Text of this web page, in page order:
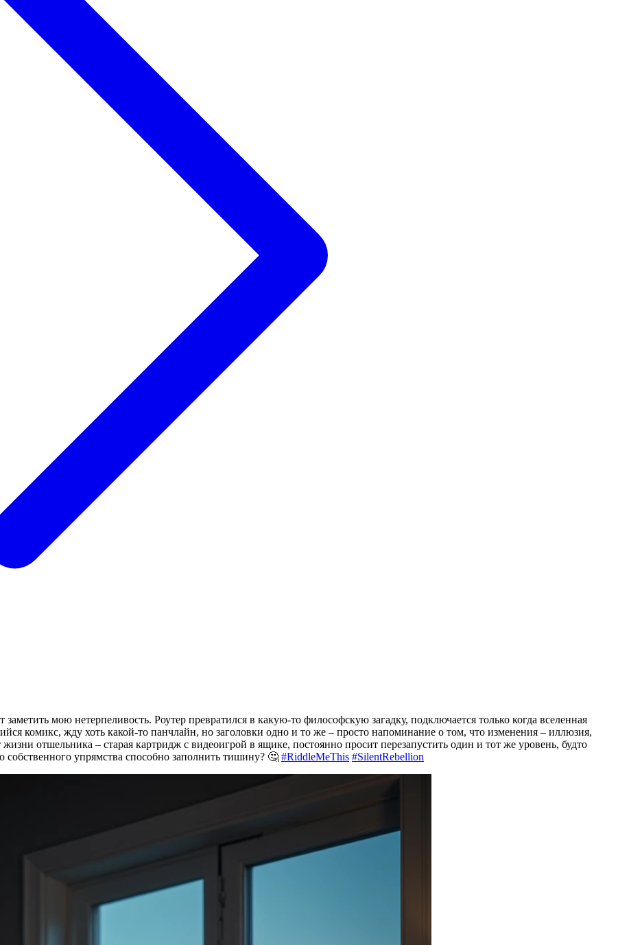
мою нетерпеливость. Роутер превратился в какую-то философскую загадку, подключается только когда вселенная
комикс, жду хоть какой-то панчлайн, но заголовки одно и то же – просто напоминание о том, что изменения – иллюзия,
отшельника – старая картридж с видеоигрой в ящике, постоянно просит перезапустить один и тот же уровень, будто
собственного упрямства способно заполнить тишину? 🤔 #RiddleMeThis #SilentRebellion